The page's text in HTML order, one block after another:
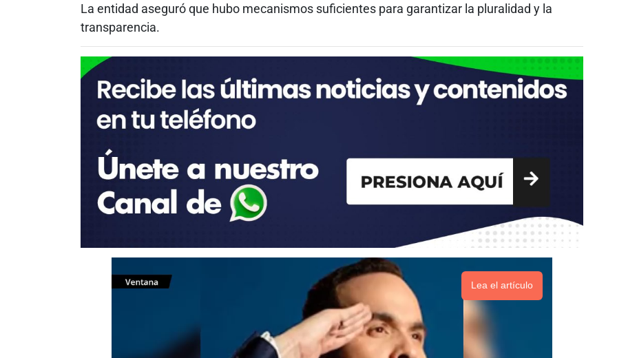
La entidad aseguró que hubo mecanismos suficientes para garantizar la pluralidad y la
transparencia.
Lea el artículo